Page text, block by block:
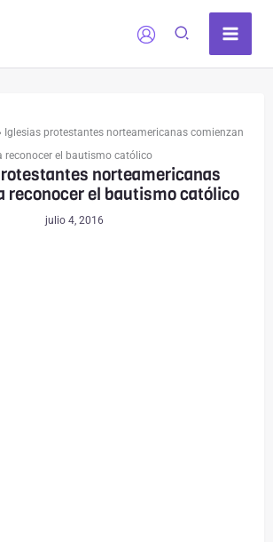
Iglesias protestantes norteamericanas comienzan
reconocer el bautismo católico
norteamericanas
reconocer el bautismo católico
julio 4, 2016